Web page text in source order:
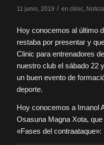
11 junio, 2019 / en clinic,
Hoy conocemos al último
restaba por presentar y
Clinic para entrenadores
nuestro club el sábado 22
un buen evento de
deporte.
Hoy conocemos a Imanol
Osasuna Magna Xota,
«Fases del contraataque»: